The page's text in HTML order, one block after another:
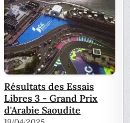
Résultats des Essais
Libres 3 - Grand Prix
d'Arabie Saoudite